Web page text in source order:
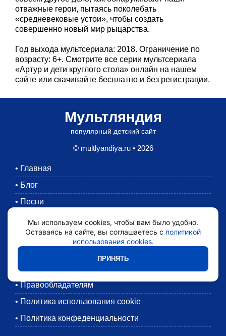
отважные герои, пытаясь поколебать
«средневековые устои», чтобы создать
совершенно новый мир рыцарства.
Год выхода мультсериала: 2018. Ограничение по
возрасту: 6+. Смотрите все серии мультсериала
«Артур и дети круглого стола» онлайн на нашем
сайте или скачивайте бесплатно и без регистрации.
Мультляндия
популярный детский сайт
© multlyandiya.ru • 2026
• Главная
• Блог
• Песни
Раскраски
Картинки
•
•
• Правообладателям
• Политика использования cookie
• Политика конфеденциальности
Мы используем cookies, чтобы вам было удобно.
Оставаясь на сайте, вы соглашаетесь с политикой
использования cookies.
ПРИНЯТЬ